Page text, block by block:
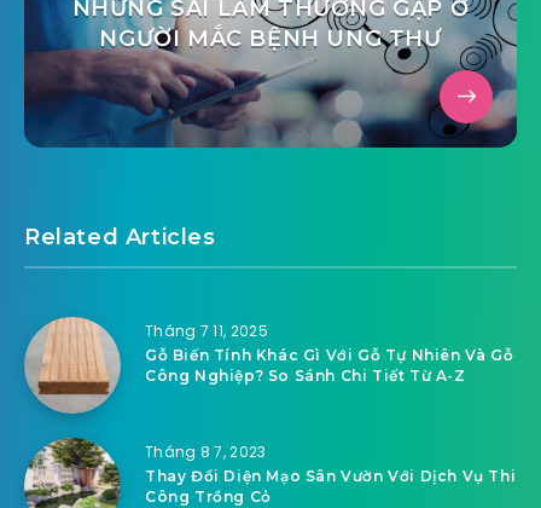
NHỮNG SAI LẦM THƯỜNG GẶP Ở
NGƯỜI MẮC BỆNH UNG THƯ
Related Articles
Tháng 7 11, 2025
Gỗ Biến Tính Khác Gì Với Gỗ Tự Nhiên Và Gỗ
Công Nghiệp? So Sánh Chi Tiết Từ A-Z
Tháng 8 7, 2023
Thay Đổi Diện Mạo Sân Vườn Với Dịch Vụ Thi
Công Trồng Cỏ